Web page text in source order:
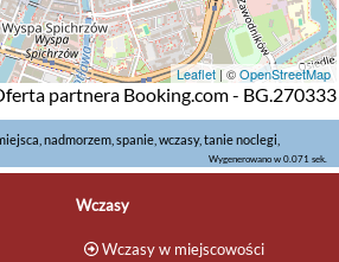
Leaflet| ©OpenStreetMap
partnera Booking.com - BG.270333
nadmorzem, spanie, wczasy, tanie noclegi,
Wygenerowano w 0.071 sek.
Wczasy
Wczasy w miejscowości